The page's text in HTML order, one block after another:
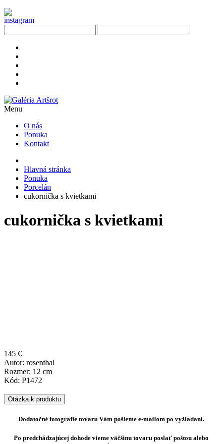
Menu
O nás
Ponuka
Kontakt
Hlavná stránka
Ponuka
Porcelán
cukornička s kvietkami
cukornička s kvietkami
145 €
Autor: rosenthal
Rozmer: 12 cm
Kód: P1472
Otázka k produktu
Dodatočné fotografie tovaru Vám pošleme e-mailom po vyžiadaní.
Po predchádzajúcej dohode vieme väčšinu tovaru poslať poštou alebo